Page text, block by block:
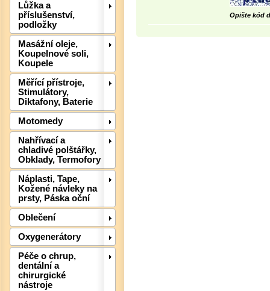
Lůžka a
příslušenství,
podložky
Masážní oleje,
Koupelnové soli,
Koupele
Měřící přístroje,
Stimulátory,
Diktafony, Baterie
Motomedy
Nahřívací a
chladivé polštářky,
Obklady, Termofory
Náplasti, Tape,
Kožené návleky na
prsty, Páska oční
Oblečení
Oxygenerátory
Péče o chrup,
dentální a
chirurgické
nástroje
Opište kód